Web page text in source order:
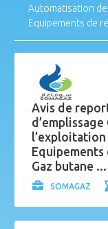
Automatisation
Equipements de
Avis de
Gaz butane ...
SOMAGAZ